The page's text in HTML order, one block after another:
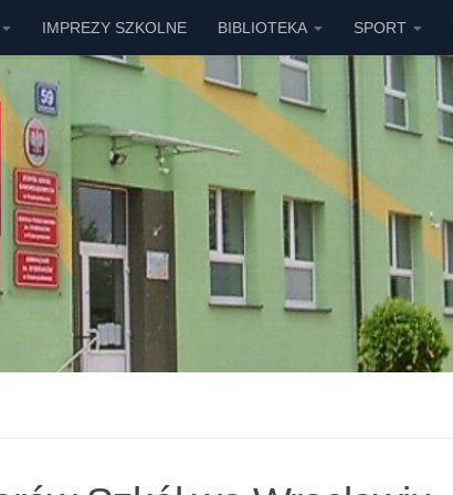
IMPREZY SZKOLNE BIBLIOTEKA SPORT